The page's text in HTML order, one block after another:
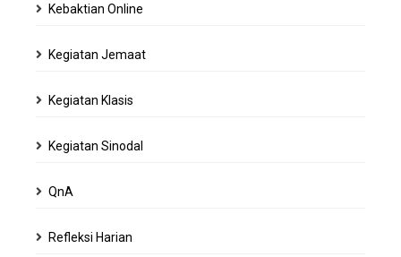
Kebaktian Online
Kegiatan Jemaat
Kegiatan Klasis
Kegiatan Sinodal
QnA
Refleksi Harian